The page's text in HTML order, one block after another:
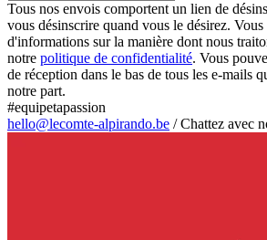
Tous nos envois comportent un lien de
vous désinscrire quand vous le désirez.
d'informations sur la manière dont nous
notre politique de confidentialité. Vous
de réception dans le bas de tous les e-mails
notre part.
#equipetapassion
hello@lecomte-alpirando.be /Chattez avec